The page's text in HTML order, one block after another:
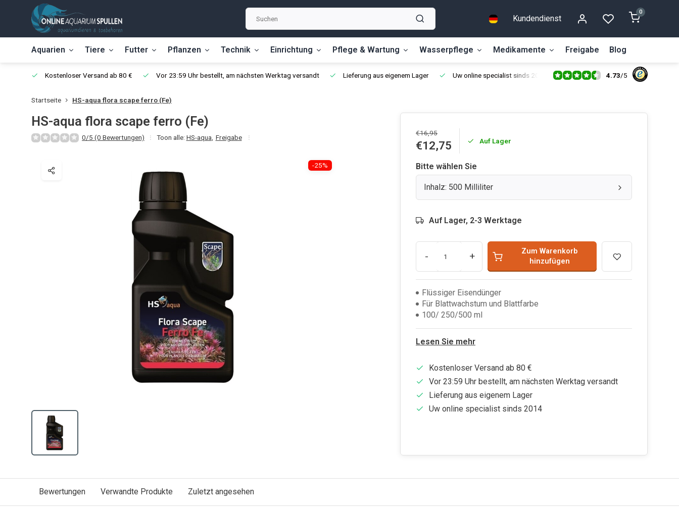
Kundendienst
0
Aquarien Tiere Futter Pflanzen Technik Einrichtung Pflege & Wartung Wasserpflege Medikamente Freigabe Blog
Kostenloser Versand ab 80 € Vor 23:59 Uhr bestellt, am nächsten Werktag versandt Lieferung aus eigenem Lager Uw online specialist sinds 2014 4.73/5
Startseite HS-aqua flora scape ferro (Fe)
HS-aqua flora scape ferro (Fe)
0/5 (0 Bewertungen) Toon alle: HS-aqua Freigabe
-25%
€16,95
€12,75 Auf Lager
Bitte wählen Sie
Inhalz: 500 Milliliter
Auf Lager, 2-3 Werktage
- +
Zum Warenkorb
hinzufügen
Flüssiger Eisendünger
Für Blattwachstum und Blattfarbe
100/ 250/500 ml
Lesen Sie mehr
Kostenloser Versand ab 80 €
Vor 23:59 Uhr bestellt, am nächsten Werktag versandt
Lieferung aus eigenem Lager
Uw online specialist sinds 2014
Bewertungen Verwandte Produkte Zuletzt angesehen